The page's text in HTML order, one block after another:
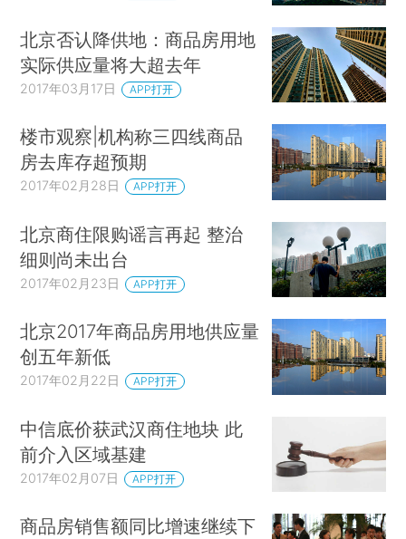
北京否认降供地：商品房用地
实际供应量将大超去年
2017年03月17日 APP打开
楼市观察|机构称三四线商品
房去库存超预期
2017年02月28日 APP打开
北京商住限购谣言再起 整治
细则尚未出台
2017年02月23日 APP打开
北京2017年商品房用地供应量
创五年新低
2017年02月22日 APP打开
中信底价获武汉商住地块 此
前介入区域基建
2017年02月07日 APP打开
商品房销售额同比增速继续下